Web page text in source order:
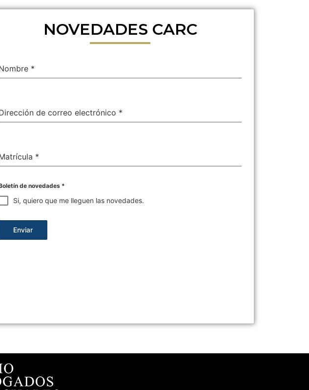
NOVEDADES CARC
*
de correo electrónico *
*
de novedades *
Si, quiero que me lleguen las novedades.
Enviar